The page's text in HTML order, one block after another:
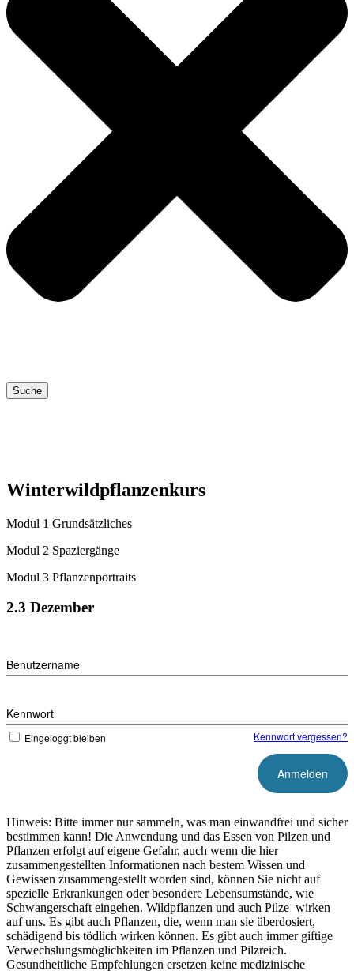
Suche
Winterwildpflanzenkurs
Modul 1 Grundsätzliches
Modul 2 Spaziergänge
Modul 3 Pflanzenportraits
2.3 Dezember
Benutzername
Kennwort
Eingeloggt bleiben Kennwort vergessen?
Hinweis: Bitte immer nur sammeln, was man einwandfrei und sicher
bestimmen kann! Die Anwendung und das Essen von Pilzen und
Pflanzen erfolgt auf eigene Gefahr, auch wenn die hier
zusammengestellten Informationen nach bestem Wissen und
Gewissen zusammengestellt worden sind, können Sie nicht auf
spezielle Erkrankungen oder besondere Lebensumstände, wie
Schwangerschaft eingehen. Wildpflanzen und auch Pilze wirken
auf uns. Es gibt auch Pflanzen, die, wenn man sie überdosiert,
schädigend bis tödlich wirken können. Es gibt auch immer giftige
Verwechslungsmöglichkeiten im Pflanzen und Pilzreich.
Gesundheitliche Empfehlungen ersetzen keine medizinische